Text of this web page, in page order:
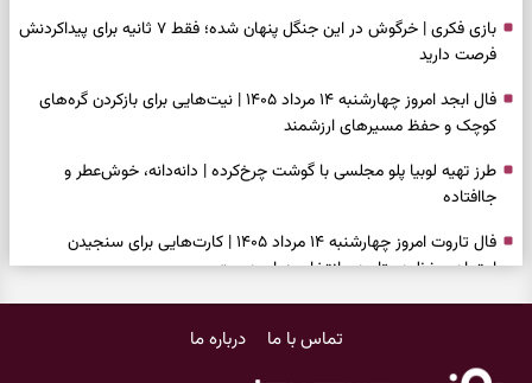
بازی فکری | خرگوش در این جنگل پنهان شده؛ فقط ۷ ثانیه برای پیداکردنش
فرصت دارید
فال ابجد امروز چهارشنبه ۱۴ مرداد ۱۴۰۵ | نیت‌هایی برای بازکردن گره‌های
کوچک و حفظ مسیرهای ارزشمند
طرز تهیه لوبیا پلو مجلسی با گوشت چرخ‌کرده | دانه‌دانه، خوش‌عطر و
جاافتاده
فال تاروت امروز چهارشنبه ۱۴ مرداد ۱۴۰۵ | کارت‌هایی برای سنجیدن
اعتماد، حفظ دستاورد و انتخاب زمان درست
هوش غالب شما را نشان می‌دهد
تماس با ما درباره ما